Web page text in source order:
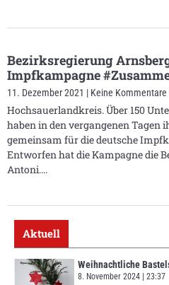
Bezirksregierung
Impfkampagne
11. Dezember 2021 Keine Kommentare
Hochsauerlandkreis. Über 150
haben in den vergangenen Tagen
gemeinsam für die deutsche
Entworfen hat die Kampagne die
Antoni.
Aktuell
Weihnachtliche
8. November 2024 23:37